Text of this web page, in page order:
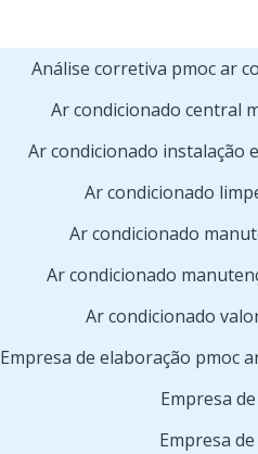
Análise corretiva pmoc ar
Ar condicionado central
Ar condicionado instalação
Ar condicionado
Ar condicionado
Ar condicionado
Ar condicionado
Empresa de elaboração pmoc
Empresa
Empresa